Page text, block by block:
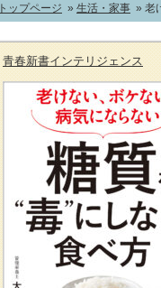
トップページ » 生活・家事 » 老
青春新書インテリジェンス